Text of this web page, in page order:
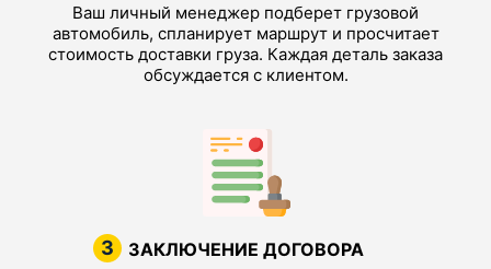
Ваш личный менеджер подберет грузовой
автомобиль, спланирует маршрут и просчитает
стоимость доставки груза. Каждая деталь заказа
обсуждается с клиентом.
3 ЗАКЛЮЧЕНИЕ ДОГОВОРА